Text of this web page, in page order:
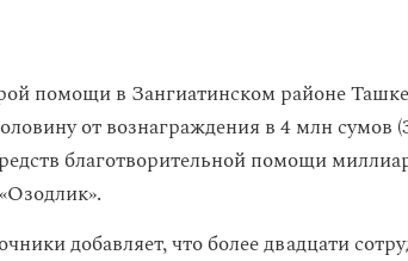
помощи в Зангиатинском районе
от вознаграждения в 4 млн сумов
благотворительной помощи
добавляет, что более двадцати